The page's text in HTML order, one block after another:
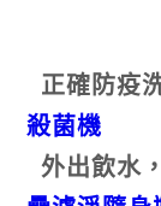
正確防疫
殺菌機
外出飲水